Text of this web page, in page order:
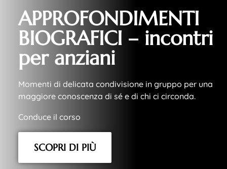
APPROFONDIMENTI
BIOGRAFICI – incontri
per anziani
Momenti di delicata condivisione in gruppo per una
maggiore conoscenza di sé e di chi ci circonda.
Conduce il corso
SCOPRI DI PIÙ